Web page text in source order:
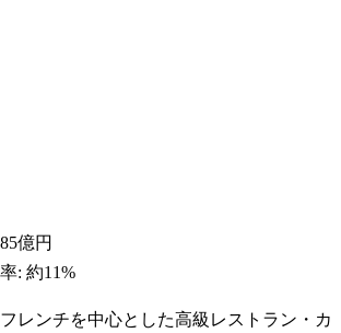
億円
: 約11%
レンチを中心とした高級レストラン・カ